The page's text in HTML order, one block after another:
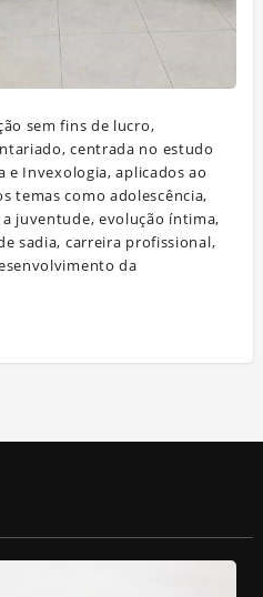
sem fins de lucro,
centrada no estudo
e Invexologia, aplicados ao
temas como adolescência,
juventude, evolução íntima,
sadia, carreira profissional,
da